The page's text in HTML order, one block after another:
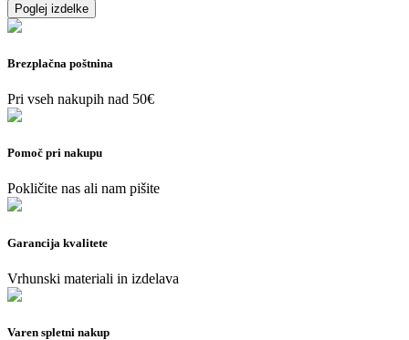
Poglej izdelke
Brezplačna poštnina
Pri vseh nakupih nad 50€
Pomoč pri nakupu
Pokličite nas ali nam pišite
Garancija kvalitete
Vrhunski materiali in izdelava
Varen spletni nakup